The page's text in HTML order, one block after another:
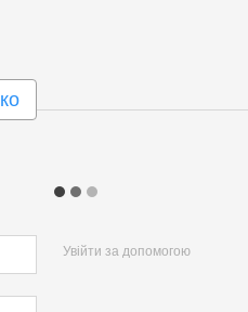
Увійти за допомогою